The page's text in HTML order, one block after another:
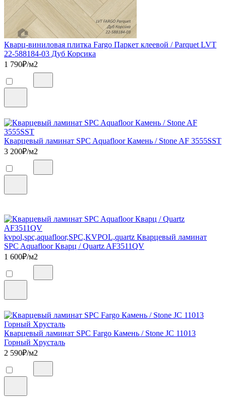
Кварц-виниловая плитка Fargo Паркет клеевой / Parquet LVT
22-588184-03 Дуб Корсика
1 790₽/м2
Кварцевый ламинат SPC Aquafloor Камень / Stone AF 3555SST
3 200₽/м2
kvpol,spc,aquafloor,SPC,KVPOL,quartz Кварцевый ламинат
SPC Aquafloor Кварц / Quartz AF3511QV
1 600₽/м2
Кварцевый ламинат SPC Fargo Камень / Stone JC 11013
Горный Хрусталь
2 590₽/м2